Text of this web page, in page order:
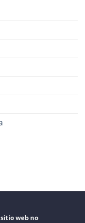
web no